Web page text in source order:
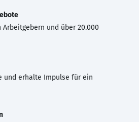
Arbeitgebern und über 20.000
und erhalte Impulse für ein